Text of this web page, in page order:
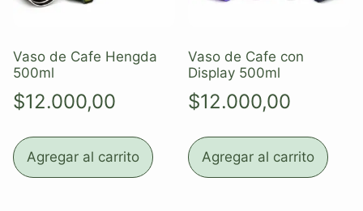
Vaso de Cafe Hengda
500ml
$12.000,00
Agregar al carrito
Vaso de Cafe con
Display 500ml
$12.000,00
Agregar al carrito